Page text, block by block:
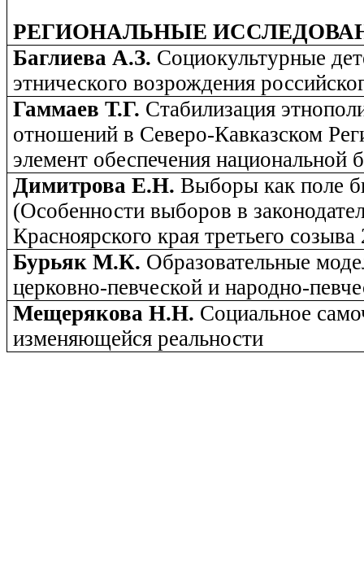
РЕГИОНАЛЬНЫЕ
Баглиева А.З. Социокультурные
этнического возрождения
Гаммаев Т.Г. Стабилизация
отношений в Северо-Кавказском
элемент обеспечения национальной
Димитрова Е.Н.Выборы как поле
(Особенности выборов в
Красноярского края третьего
Бурьяк М.К. Образовательные
церковно-певческой и народно-
Мещерякова Н.Н. Социальное
изменяющейся реальности